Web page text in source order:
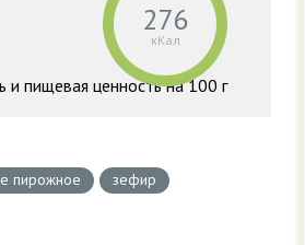
276
кКал
и пищевая ценность на 100 г
пирожное
зефир